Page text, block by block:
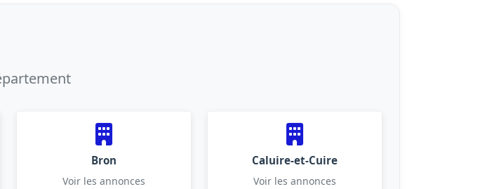
Bron
Voir les annonces
Caluire-et-Cuire
Voir les annonces